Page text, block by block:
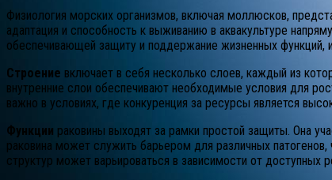
Физиология морских организмов, включая моллюсков,
адаптация и способность к выживанию в аквакультуре
обеспечивающей защиту и поддержание жизненных функций,
Строение включает в себя несколько слоев, каждый из
внутренние слои обеспечивают необходимые условия для
важно в условиях, где конкуренция за ресурсы является
Функции раковины выходят за рамки простой защиты. Она
раковина может служить барьером для различных
структур может варьироваться в зависимости от доступных